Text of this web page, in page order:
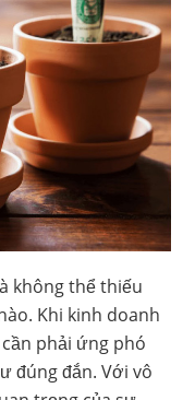
không thể thiếu
Khi kinh doanh
phải ứng phó
đúng đắn. Với vô